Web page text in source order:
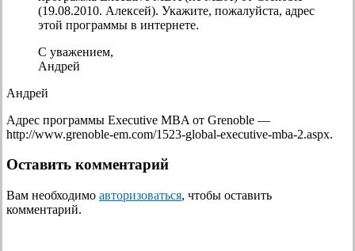
(19.08.2010. Алексей). Укажите, пожалуйста, адрес
этой программы в интернете.
С уважением,
Андрей
Андрей
Адрес программы Executive MBA от Grenoble —
http://www.grenoble-em.com/1523-global-executive-mba-2.aspx.
Оставить комментарий
Вам необходимо авторизоваться, чтобы оставить
комментарий.